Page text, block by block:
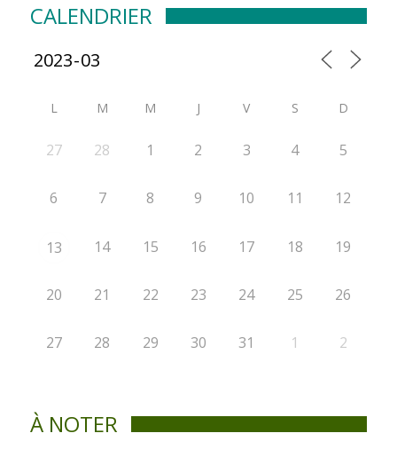
CALENDRIER
L M M J V S D
27 28 1 2 3 4 5
6 7 8 9 10 11 12
13 14 15 16 17 18 19
20 21 22 23 24 25 26
27 28 29 30 31 1 2
À NOTER